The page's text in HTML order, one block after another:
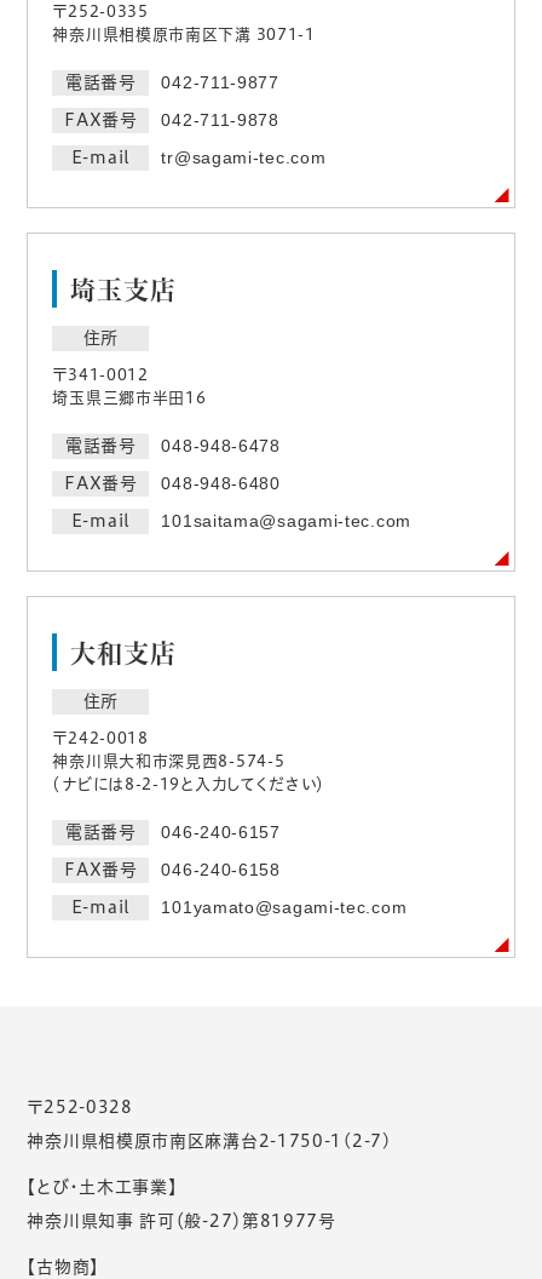
〒252-0335
神奈川県相模原市南区下溝 3071-1
電話番号 042-711-9877
FAX番号 042-711-9878
E-mail tr@sagami-tec.com
埼玉支店
住所
〒341-0012
埼玉県三郷市半田16
電話番号 048-948-6478
FAX番号 048-948-6480
E-mail 101saitama@sagami-tec.com
大和支店
住所
〒242-0018
神奈川県大和市深見西8-574-5
（ナビには8-2-19と入力してください）
電話番号 046-240-6157
FAX番号 046-240-6158
E-mail 101yamato@sagami-tec.com
〒252-0328
神奈川県相模原市南区麻溝台2-1750-1(2-7)
【とび・土木工事業】
神奈川県知事 許可（般-27）第81977号
【古物商】